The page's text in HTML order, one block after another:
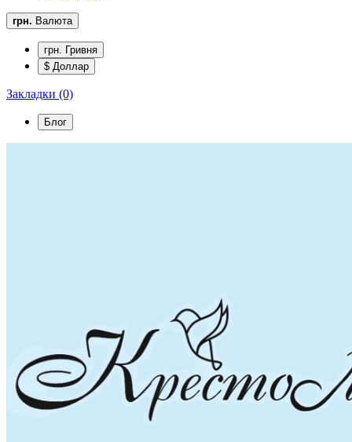
грн. Валюта
грн. Гривня
$ Доллар
Закладки (0)
Блог